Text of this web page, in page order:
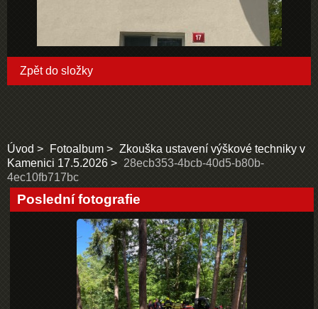
Zpět do složky
Úvod Fotoalbum
Zkouška ustavení výškové techniky v
Kamenici 17.5.2026
28ecb353-4bcb-40d5-b80b-
4ec10fb717bc
Poslední fotografie